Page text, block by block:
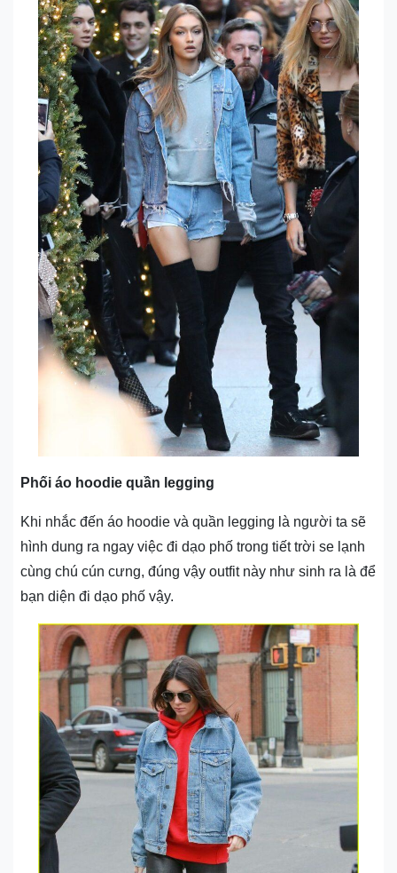
Phối áo hoodie quần legging
Khi nhắc đến áo hoodie và quần legging là người ta sẽ
hình dung ra ngay việc đi dạo phố trong tiết trời se lạnh
cùng chú cún cưng, đúng vậy outfit này như sinh ra là để
bạn diện đi dạo phố vậy.